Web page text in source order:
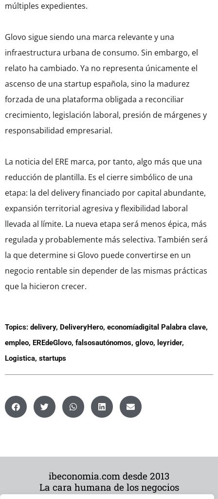
múltiples expedientes.
Glovo sigue siendo una marca relevante y una
infraestructura urbana de consumo. Sin embargo, el
relato ha cambiado. Ya no representa únicamente el
ascenso de una startup española, sino la madurez
forzada de una plataforma obligada a reconciliar
crecimiento, legislación laboral, presión de márgenes y
responsabilidad empresarial.
La noticia del ERE marca, por tanto, algo más que una
reducción de plantilla. Es el cierre simbólico de una
etapa: la del delivery financiado por capital abundante,
expansión territorial agresiva y flexibilidad laboral
llevada al límite. La nueva etapa será menos épica, más
regulada y probablemente más selectiva. También será
la que determine si Glovo puede convertirse en un
negocio rentable sin depender de las mismas prácticas
que la hicieron crecer.
Topics: delivery, DeliveryHero, economíadigital Palabra clave,
empleo, EREdeGlovo, falsosautónomos, glovo, leyrider,
Logistica, startups
ibeconomia.com desde 2013
La cara humana de los negocios